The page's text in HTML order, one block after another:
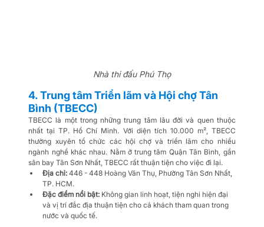
Nhà thi đấu Phú Thọ
4. Trung tâm Triển lãm và Hội chợ Tân
Bình (TBECC)
TBECC là một trong những trung tâm lâu đời và quen thuộc
nhất tại TP. Hồ Chí Minh. Với diện tích 10.000 m², TBECC
thường xuyên tổ chức các hội chợ và triển lãm cho nhiều
ngành nghề khác nhau. Nằm ở trung tâm Quận Tân Bình, gần
sân bay Tân Sơn Nhất, TBECC rất thuận tiện cho việc đi lại.
Địa chỉ: 446 - 448 Hoàng Văn Thụ, Phường Tân Sơn Nhất,
TP. HCM.
Đặc điểm nổi bật: Không gian linh hoạt, tiện nghi hiện đại
và vị trí đắc địa thuận tiện cho cả khách tham quan trong
nước và quốc tế.